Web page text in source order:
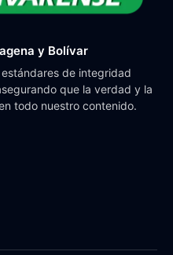
y Bolívar
de integridad
que la verdad y la
todo nuestro contenido.